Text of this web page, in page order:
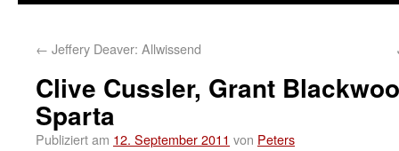
← Jeffery Deaver: Allwissend
Clive Cussler, Grant
Sparta
Publiziert am 12. September 2011 von Peters